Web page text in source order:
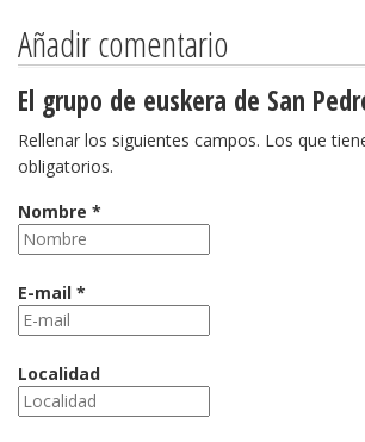
Añadir comentario
El grupo de euskera de San
Rellenar los siguientes campos. Los que
obligatorios.
Nombre *
E-mail *
Localidad